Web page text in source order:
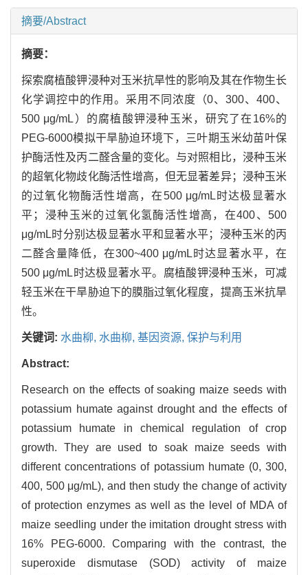
摘要/Abstract
摘要：
探索腐植酸钾浸种对玉米抗旱性的影响及其在作物生长
化学调控中的作用。采用不同浓度（0、300、400、
500 μg/mL）的腐植酸钾浸种玉米，研究了在16%的
PEG-6000模拟干旱胁迫环境下，三叶期玉米幼苗叶保
护酶活性及丙二醛含量的变化。与对照相比，浸种玉米
的超氧化物歧化酶活性增高，但无显著差异；浸种玉米
的过氧化物酶活性增高，在500 μg/mL时达极显著水
平；浸种玉米的过氧化氢酶活性增高，在400、500
μg/mL时分别达极显著水平和显著水平；浸种玉米的丙
二醛含量降低，在300~400 μg/mL时达显著水平，在
500 μg/mL时达极显著水平。腐植酸钾浸种玉米，可减
轻玉米在干旱胁迫下的膜脂过氧化程度，提高玉米抗旱
性。
关键词: 水曲柳, 水曲柳, 基因资源, 保护与利用
Abstract:
Research on the effects of soaking maize seeds with
potassium humate against drought and the effects of
potassium humate in chemical regulation of crop
growth. They are used to soak maize seeds with
different concentrations of potassium humate (0, 300,
400, 500 μg/mL), and then study the change of activity
of protection enzymes as well as the level of MDA of
maize seedling under the imitation drought stress with
16% PEG-6000. Comparing with the contrast, the
superoxide dismutase (SOD) activity of maize